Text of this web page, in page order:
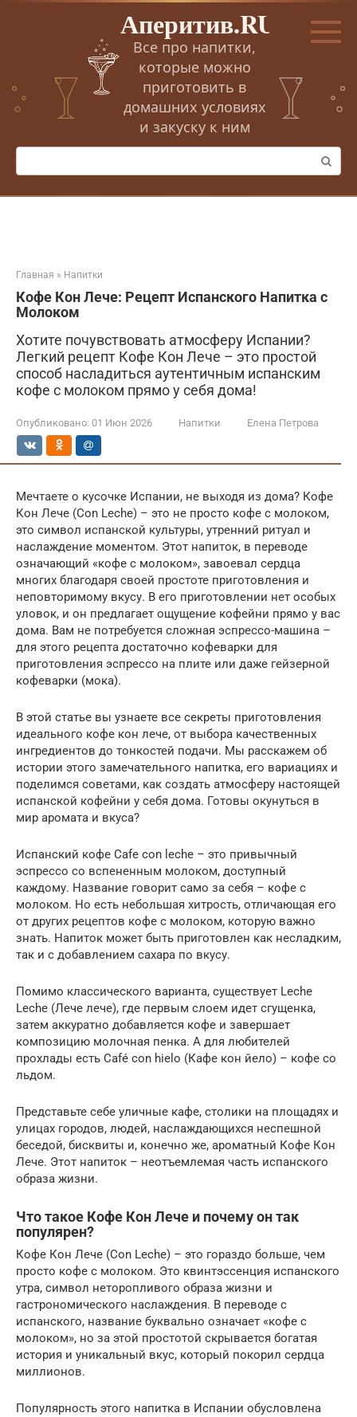
Перейти
Аперитив.RU
Все про напитки,
которые можно
приготовить в
домашних условиях
и закуску к ним
Поиск:
Главная » Напитки
Кофе Кон Лече: Рецепт Испанского Напитка с
Молоком
Хотите почувствовать атмосферу Испании?
Легкий рецепт Кофе Кон Лече – это простой
способ насладиться аутентичным испанским
кофе с молоком прямо у себя дома!
Опубликовано: 01 Июн 2026 Напитки Елена Петрова
Мечтаете о кусочке Испании, не выходя из дома? Кофе
Кон Лече (Con Leche) – это не просто кофе с молоком,
это символ испанской культуры, утренний ритуал и
наслаждение моментом. Этот напиток, в переводе
означающий «кофе с молоком», завоевал сердца
многих благодаря своей простоте приготовления и
неповторимому вкусу. В его приготовлении нет особых
уловок, и он предлагает ощущение кофейни прямо у вас
дома. Вам не потребуется сложная эспрессо-машина –
для этого рецепта достаточно кофеварки для
приготовления эспрессо на плите или даже гейзерной
кофеварки (мока).
В этой статье вы узнаете все секреты приготовления
идеального кофе кон лече, от выбора качественных
ингредиентов до тонкостей подачи. Мы расскажем об
истории этого замечательного напитка, его вариациях и
поделимся советами, как создать атмосферу настоящей
испанской кофейни у себя дома. Готовы окунуться в
мир аромата и вкуса?
Испанский кофе Cafe con leche – это привычный
эспрессо со вспененным молоком, доступный
каждому. Название говорит само за себя – кофе с
молоком. Но есть небольшая хитрость, отличающая его
от других рецептов кофе с молоком, которую важно
знать. Напиток может быть приготовлен как несладким,
так и с добавлением сахара по вкусу.
Помимо классического варианта, существует Leche
Leche (Лече лече), где первым слоем идет сгущенка,
затем аккуратно добавляется кофе и завершает
композицию молочная пенка. А для любителей
прохлады есть Café con hielo (Кафе кон йело) – кофе со
льдом.
Представьте себе уличные кафе, столики на площадях и
улицах городов, людей, наслаждающихся неспешной
беседой, бисквиты и, конечно же, ароматный Кофе Кон
Лече. Этот напиток – неотъемлемая часть испанского
образа жизни.
Что такое Кофе Кон Лече и почему он так
популярен?
Кофе Кон Лече (Con Leche) – это гораздо больше, чем
просто кофе с молоком. Это квинтэссенция испанского
утра, символ неторопливого образа жизни и
гастрономического наслаждения. В переводе с
испанского, название буквально означает «кофе с
молоком», но за этой простотой скрывается богатая
история и уникальный вкус, который покорил сердца
миллионов.
Популярность этого напитка в Испании обусловлена